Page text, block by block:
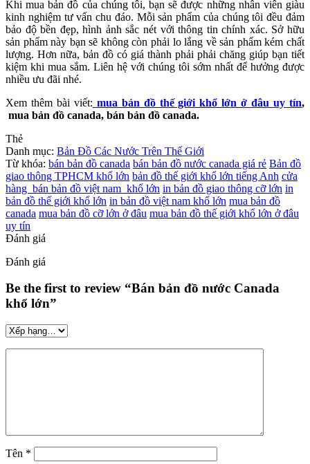
Khi mua bản đồ của chúng tôi, bạn sẽ được những nhân viên giàu
kinh nghiệm tư vấn chu đáo. Mỗi sản phẩm của chúng tôi đều đảm
bảo độ bền đẹp, hình ảnh sắc nét với thông tin chính xác. Sở hữu
sản phẩm này bạn sẽ không còn phải lo lắng về sản phẩm kém chất
lượng. Hơn nữa, bản đồ có giá thành phải phải chăng giúp bạn tiết
kiệm khi mua sắm. Liên hệ với chúng tôi sớm nhất để hưởng được
nhiều ưu đãi nhé.
Xem thêm bài viết: mua bản đồ thế giới khổ lớn ở đâu uy tín,
mua bản đồ canada, bán bản đồ canada.
Thẻ
Danh mục: Bản Đồ Các Nước Trên Thế Giới
Từ khóa: bán bản đồ canada bán bản đồ nước canada giá rẻ Bản đồ
giao thông TPHCM khổ lớn bản đồ thế giới khổ lớn tiếng Anh cửa
hàng bán bản đồ việt nam khổ lớn in bản đồ giao thông cỡ lớn in
bản đồ thế giới khổ lớn in bản đồ việt nam khổ lớn mua bản đồ
canada mua bản đồ cỡ lớn ở đâu mua bản đồ thế giới khổ lớn ở đâu
uy tín
Đánh giá
Đánh giá
Be the first to review “Bán bản đồ nước Canada
khổ lớn”
Tên *